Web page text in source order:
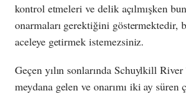
kontrol etmeleri ve delik açılmışken
onarmaları gerektiğini göstermektedir,
aceleye getirmek istemezsiniz.
Geçen yılın sonlarında Schuylkill
meydana gelen ve onarımı iki ay süren